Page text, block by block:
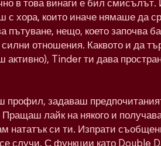
в това винаги е бил
с хора, които иначе нямаше да
пътуване, нещо, което започва
силни отношения. Каквото и да
активно), Tinder ти дава
профил, задаваш
лайк на някого и
нататък си ти. Изпрати
случи. С функции като Double